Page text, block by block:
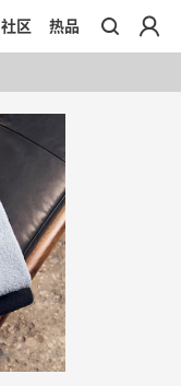
社区 热品